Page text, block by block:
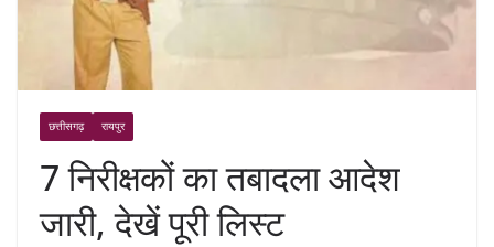
छत्तीसगढ़ रायपुर
7 निरीक्षकों का तबादला आदेश
जारी, देखें पूरी लिस्ट